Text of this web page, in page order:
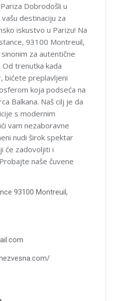
Dobrodošli u
destinaciju za
iskustvo u Parizu! Na
93100 Montreuil,
za autentične
Od trenutka kada
bićete preplavljeni
koja podseća na
Balkana. Naš cilj je da
s modernim
vam nezaboravne
nudi širok spektar
će zadovoljiti i
naše čuvene
93100 Montreuil,